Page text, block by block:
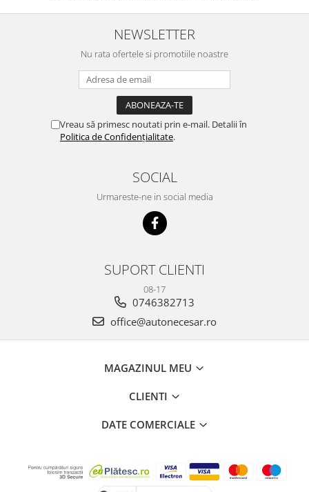
NEWSLETTER
Nu rata ofertele si promotiile noastre
Vreau să primesc noutati prin e-mail. Detalii în
Politica de Confidențialitate.
SOCIAL
Urmareste-ne in social media
SUPORT CLIENTI
08-17
0746382713
office@autonecesar.ro
MAGAZINUL MEU
CLIENTI
DATE COMERCIALE